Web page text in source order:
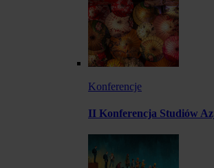
Konferencje
II Konferencja Studiów